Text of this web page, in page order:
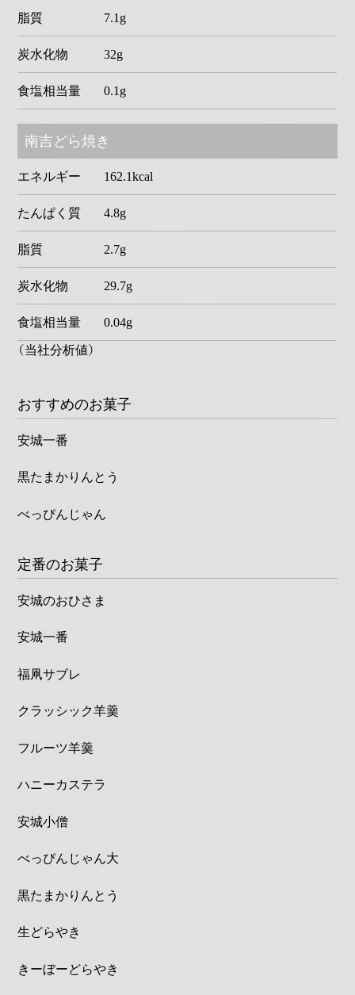
脂質 7.1g
炭水化物 32g
食塩相当量 0.1g
南吉どら焼き
エネルギー 162.1kcal
たんぱく質 4.8g
脂質 2.7g
炭水化物 29.7g
食塩相当量 0.04g
（当社分析値）
おすすめのお菓子
安城一番
黒たまかりんとう
べっぴんじゃん
定番のお菓子
安城のおひさま
安城一番
福凧サブレ
クラッシック羊羹
フルーツ羊羹
ハニーカステラ
安城小僧
べっぴんじゃん大
黒たまかりんとう
生どらやき
きーぼーどらやき